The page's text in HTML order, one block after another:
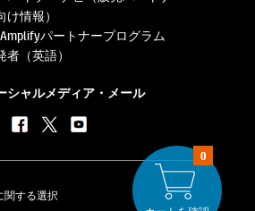
0
け情報）
Amplifyパートナープログラム
者（英語）
シャルメディア・メール
関する選択